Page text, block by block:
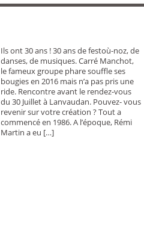
Ils ont 30 ans ! 30 ans de festoù-noz, de
danses, de musiques. Carré Manchot,
le fameux groupe phare souffle ses
bougies en 2016 mais n’a pas pris une
ride. Rencontre avant le rendez-vous
du 30 Juillet à Lanvaudan. Pouvez- vous
revenir sur votre création ? Tout a
commencé en 1986. A l’époque, Rémi
Martin a eu […]